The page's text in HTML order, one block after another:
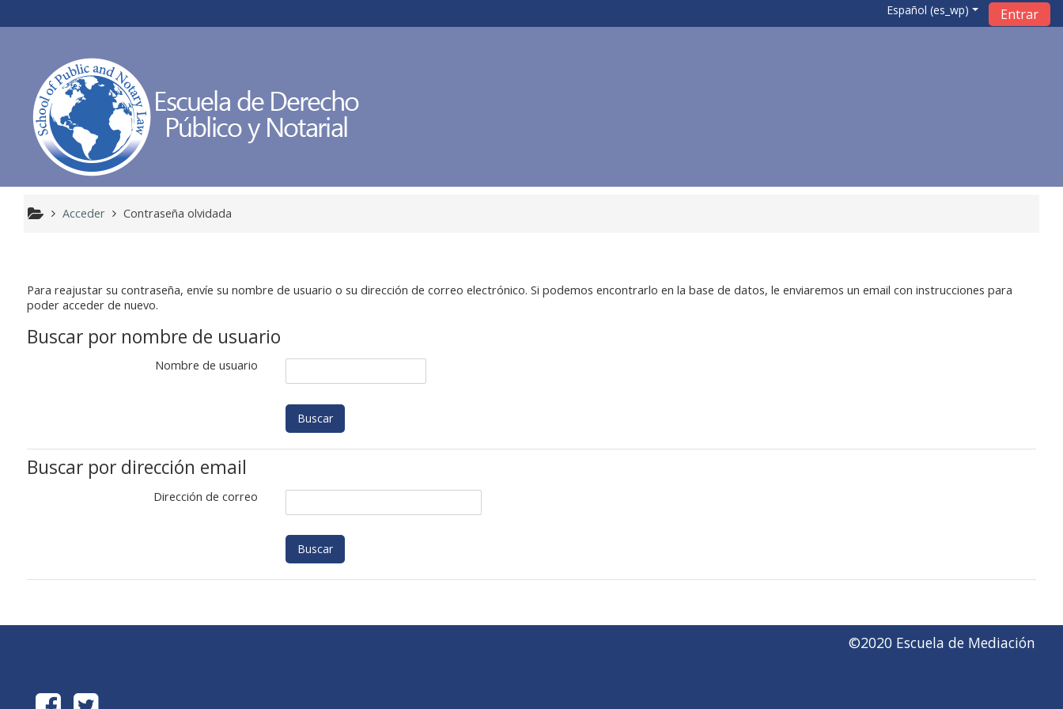
Español ‎(es_wp)‎ Entrar
Acceder Contraseña olvidada
Para reajustar su contraseña, envíe su nombre de usuario o su dirección de correo electrónico. Si podemos encontrarlo en la base de datos, le enviaremos un email con instrucciones para
poder acceder de nuevo.
Buscar por nombre de usuario
Nombre de usuario
Buscar por dirección email
Dirección de correo
©2020 Escuela de Mediación